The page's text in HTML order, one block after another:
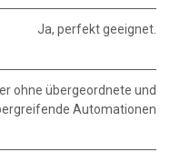
Ja, perfekt geeignet.
ohne übergeordnete und
Automationen